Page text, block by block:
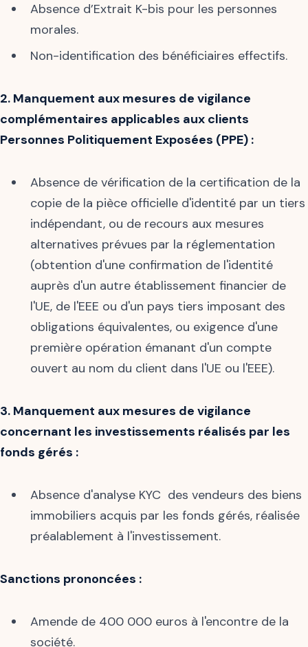
Absence d’Extrait K-bis pour les personnes
morales.
Non-identification des bénéficiaires effectifs.
2. Manquement aux mesures de vigilance
complémentaires applicables aux clients
Personnes Politiquement Exposées (PPE) :
Absence de vérification de la certification de la
copie de la pièce officielle d'identité par un tiers
indépendant, ou de recours aux mesures
alternatives prévues par la réglementation
(obtention d'une confirmation de l'identité
auprès d'un autre établissement financier de
l'UE, de l'EEE ou d'un pays tiers imposant des
obligations équivalentes, ou exigence d'une
première opération émanant d'un compte
ouvert au nom du client dans l'UE ou l'EEE).
3. Manquement aux mesures de vigilance
concernant les investissements réalisés par les
fonds gérés :
Absence d'analyse KYC des vendeurs des biens
immobiliers acquis par les fonds gérés, réalisée
préalablement à l'investissement.
Sanctions prononcées :
Amende de 400 000 euros à l'encontre de la
société.